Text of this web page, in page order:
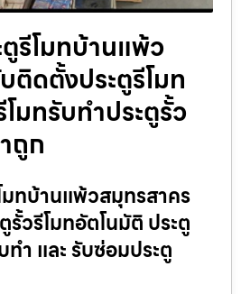
รีโมทบ้านแพ้ว
ติดตั้งประตูรีโมท
มทรับทำประตูรั้ว
ถูก
มทบ้านแพ้วสมุทรสาคร
วรีโมทอัตโนมัติ ประตู
ทำ และ รับซ่อมประตู